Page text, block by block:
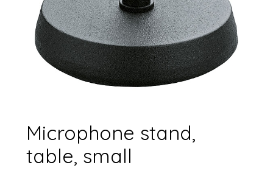
Microphone stand,
table, small